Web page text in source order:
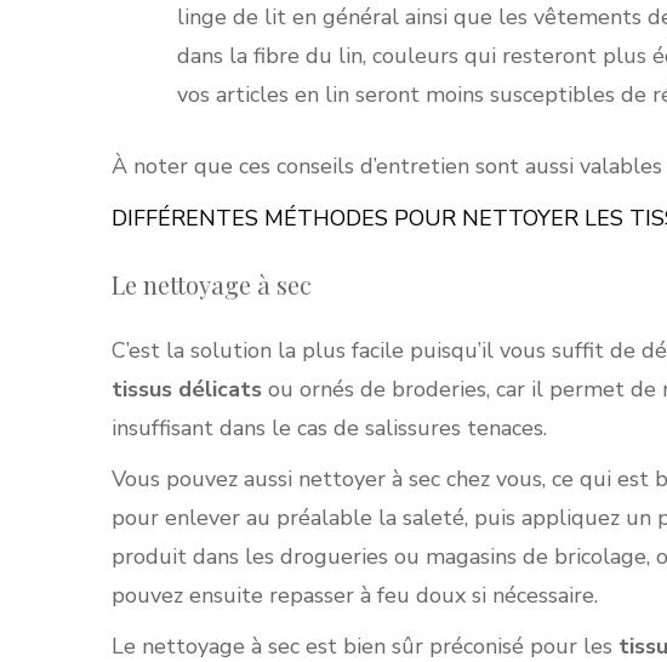
linge de lit en général ainsi que les vêtements
dans la fibre du lin, couleurs qui resteront plus
vos articles en lin seront moins susceptibles de
À noter que ces conseils d’entretien sont aussi
DIFFÉRENTES MÉTHODES POUR NETTOYER LES
Le nettoyage à sec
C’est la solution la plus facile puisqu’il vous suffit de
tissus délicats ou ornés de broderies, car il permet de
insuffisant dans le cas de salissures tenaces.
Vous pouvez aussi nettoyer à sec chez vous, ce qui
pour enlever au préalable la saleté, puis appliquez
produit dans les drogueries ou magasins de bricolage,
pouvez ensuite repasser à feu doux si nécessaire.
Le nettoyage à sec est bien sûr préconisé pour les